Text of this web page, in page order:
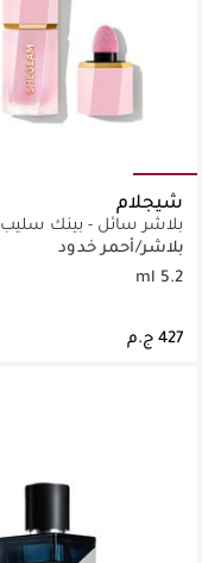
شيجلام
بلاشر سائل - بينك سليب
بلاشر/أحمر خدود
5.2 ml